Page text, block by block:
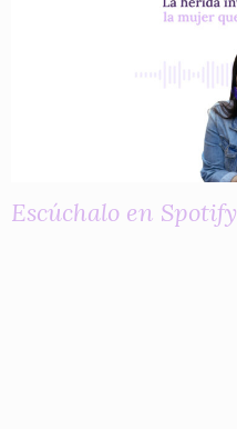
Escúchalo en Spotify